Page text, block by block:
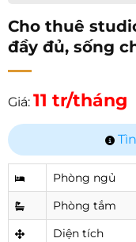
Cho thuê
đầy đủ, sống
Giá: 11 tr/tháng
Phòng ngủ
Phòng tắm
Diện tích